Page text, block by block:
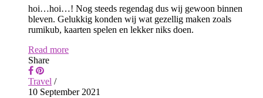
hoi…hoi…! Nog steeds regendag dus wij gewoon binnen
bleven. Gelukkig konden wij wat gezellig maken zoals
rumikub, kaarten spelen en lekker niks doen.
Read more
Share
Travel /
10 September 2021